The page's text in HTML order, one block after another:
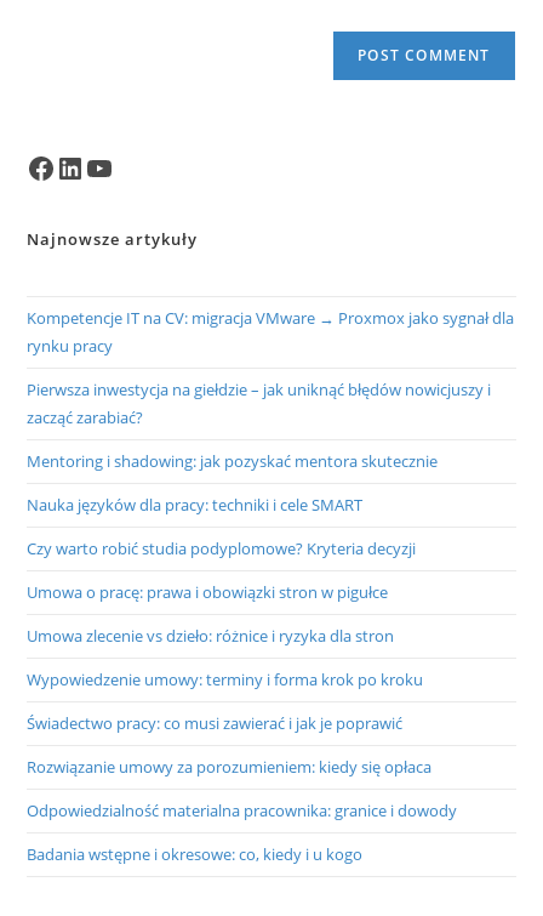
Facebook
LinkedInYouTube
Najnowsze artykuły
Kompetencje IT na CV: migracja VMware → Proxmox jako sygnał dla
rynku pracy
Pierwsza inwestycja na giełdzie – jak uniknąć błędów nowicjuszy i
zacząć zarabiać?
Mentoring i shadowing: jak pozyskać mentora skutecznie
Nauka języków dla pracy: techniki i cele SMART
Czy warto robić studia podyplomowe? Kryteria decyzji
Umowa o pracę: prawa i obowiązki stron w pigułce
Umowa zlecenie vs dzieło: różnice i ryzyka dla stron
Wypowiedzenie umowy: terminy i forma krok po kroku
Świadectwo pracy: co musi zawierać i jak je poprawić
Rozwiązanie umowy za porozumieniem: kiedy się opłaca
Odpowiedzialność materialna pracownika: granice i dowody
Badania wstępne i okresowe: co, kiedy i u kogo